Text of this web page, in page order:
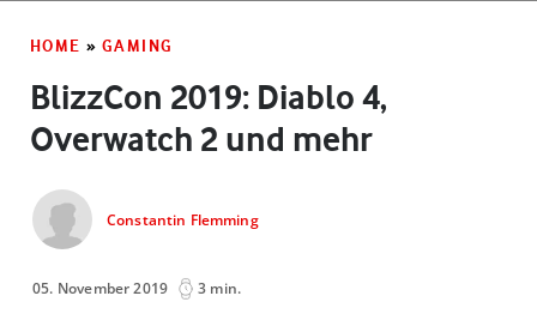
HOME » GAMING
BlizzCon 2019: Diablo 4,
Overwatch 2 und mehr
Constantin Flemming
05. November 2019 3 min.